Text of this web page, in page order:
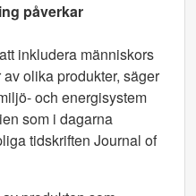
påverkar
inkludera människors
olika produkter, säger
och energisystem
som i dagarna
tidskriften Journal of